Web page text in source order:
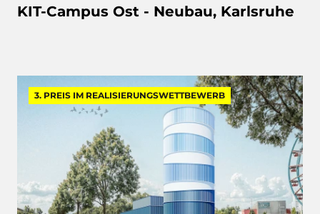
KIT-Campus Ost - Neubau, Karlsruhe
3. PREIS IM REALISIERUNGSWETTBEWERB